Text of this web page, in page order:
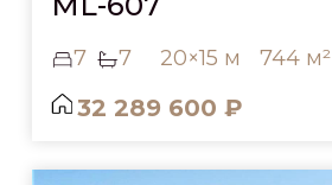
7 7 20×15 м 744 м²
32 289 600 ₽